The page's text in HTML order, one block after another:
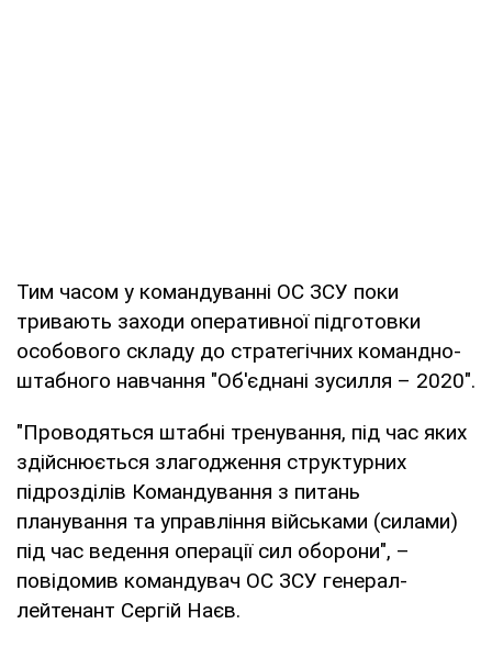
Тим часом у командуванні ОС ЗСУ поки
тривають заходи оперативної підготовки
особового складу до стратегічних командно-
штабного навчання "Об'єднані зусилля – 2020".
"Проводяться штабні тренування, під час яких
здійснюється злагодження структурних
підрозділів Командування з питань
планування та управління військами (силами)
під час ведення операції сил оборони", –
повідомив командувач ОС ЗСУ генерал-
лейтенант Сергій Наєв.